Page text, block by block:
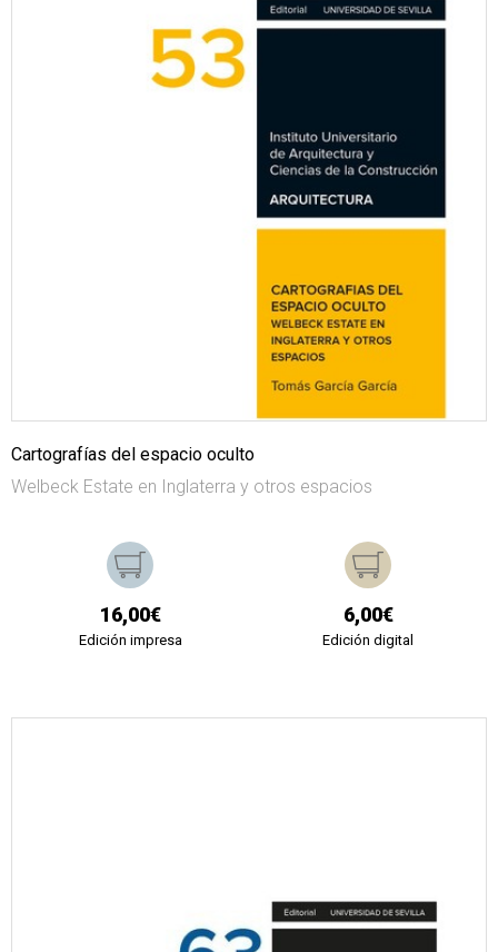
Cartografías del espacio oculto
Welbeck Estate en Inglaterra y otros espacios
16,00€
Edición impresa
6,00€
Edición digital